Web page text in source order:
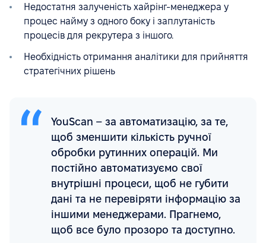
Недостатня залученість хайрінг-менеджера у
процес найму з одного боку і заплутаність
процесів для рекрутера з іншого.
Необхідність отримання аналітики для прийняття
стратегічних рішень
YouScan – за автоматизацію, за те,
щоб зменшити кількість ручної
обробки рутинних операцій. Ми
постійно автоматизуємо свої
внутрішні процеси, щоб не губити
дані та не перевіряти інформацію за
іншими менеджерами. Прагнемо,
щоб все було прозоро та доступно.